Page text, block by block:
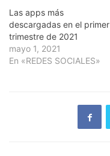
Las apps más
descargadas en el primer
trimestre de 2021
mayo 1, 2021
En «REDES SOCIALES»